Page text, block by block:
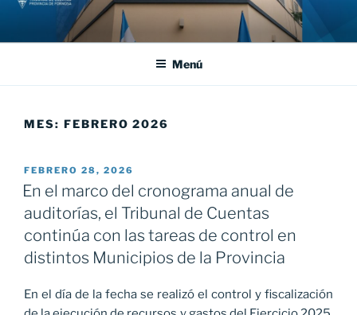
Saltar
contenido
Menú
MES: FEBRERO 2026
PUBLICADO
EL
FEBRERO 28, 2026
En el marco del cronograma anual de
auditorías, el Tribunal de Cuentas
continúa con las tareas de control en
distintos Municipios de la Provincia
En el día de la fecha se realizó el control y fiscalización